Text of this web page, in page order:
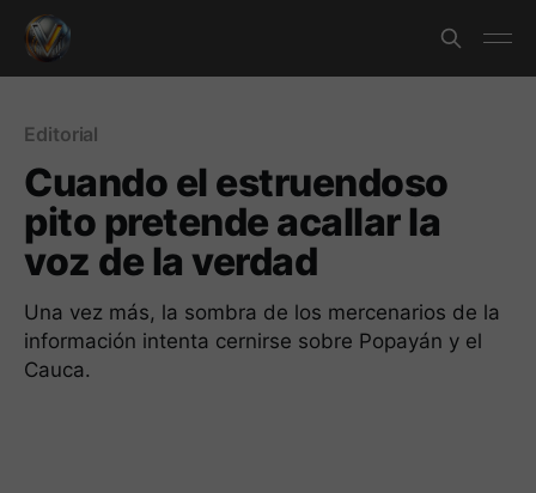
Editorial
Cuando el estruendoso
pito pretende acallar la
voz de la verdad
Una vez más, la sombra de los mercenarios de la
información intenta cernirse sobre Popayán y el
Cauca.